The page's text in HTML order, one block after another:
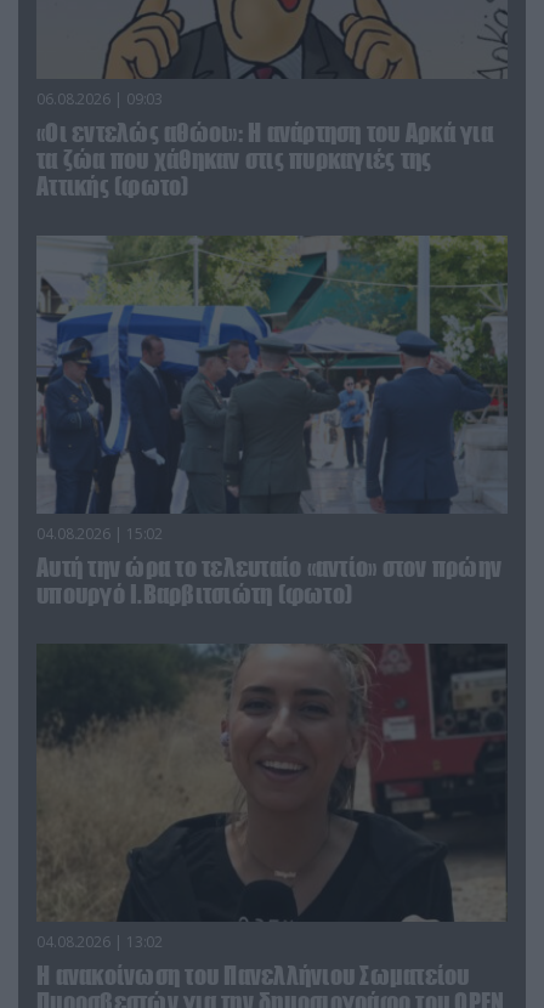
06.08.2026 | 09:03
«Οι εντελώς αθώοι»: Η ανάρτηση του Αρκά για
τα ζώα που χάθηκαν στις πυρκαγιές της
Αττικής (φωτο)
04.08.2026 | 15:02
Αυτή την ώρα το τελευταίο «αντίο» στον πρώην
υπουργό Ι.Βαρβιτσιώτη (φωτο)
04.08.2026 | 13:02
Η ανακοίνωση του Πανελλήνιου Σωματείου
Πυροσβεστών για την δημοσιογράφο του OPEN